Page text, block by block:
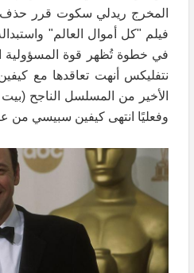
المخرج ريدلي سكوت قرر
فيلم "كل أموال العالم"
في خطوة تُظهر قوة المسؤولية
نتفليكس أنهت تعاقدها مع
الأخير من المسلسل الناجح
وفعليًا انتهى كيفين سبيسي من